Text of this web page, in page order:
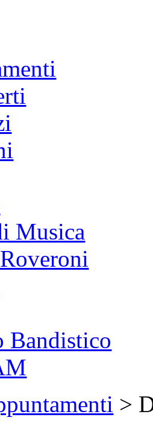
Musica
Bandistico
>